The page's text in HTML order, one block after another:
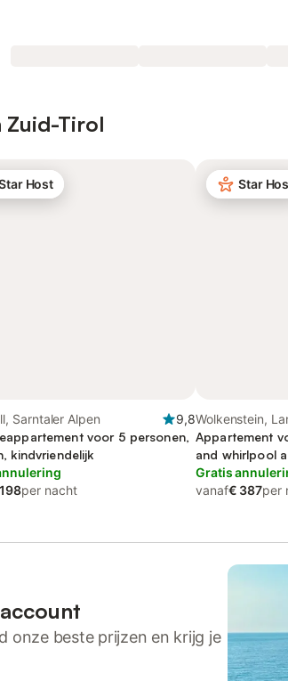
Tirol
Host
Sarntaler Alpen
9,8
voor 5 personen,
kindvriendelijk
per nacht
Star
Wolkenstein,
Appartement
and whirlpool
Gratis
vanaf€ 387per
onze beste prijzen en krijg je